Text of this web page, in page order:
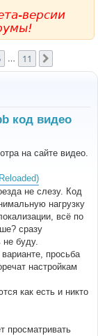
версии
11
код видео
на сайте видео.
не слезу. Код
нагрузку
всё по
сразу
не буду.
просьба
настройкам
как есть и никто
просматривать